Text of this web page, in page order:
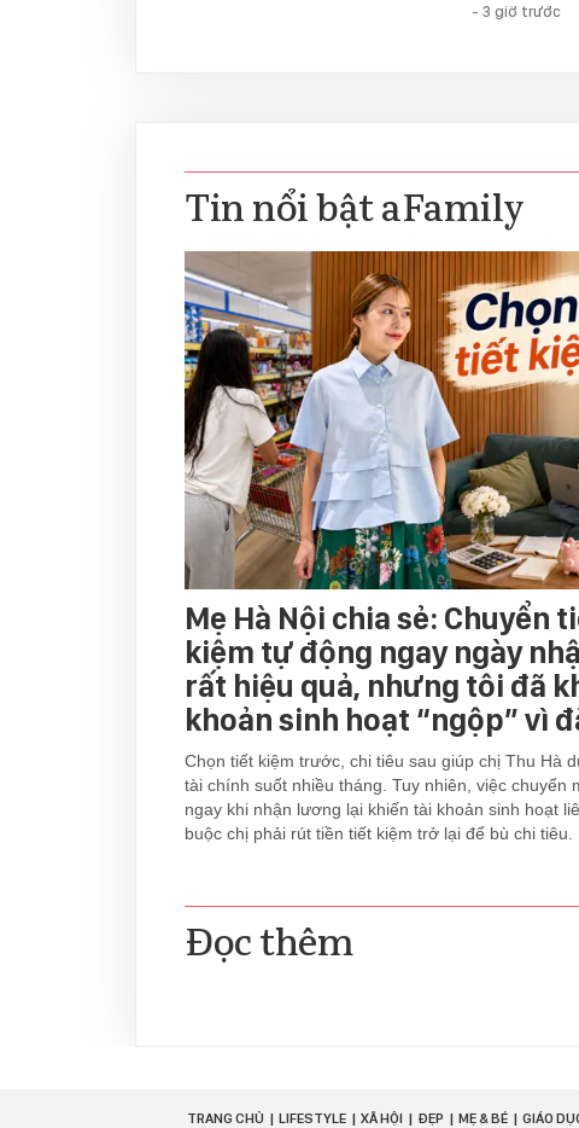
- 3 giờ trước
Tin nổi bật aFamily
Mẹ Hà Nội chia sẻ: Chuyển
kiệm tự động ngay ngày
rất hiệu quả, nhưng tôi đã
khoản sinh hoạt “ngộp” vì
Chọn tiết kiệm trước, chi tiêu sau giúp chị Thu Hà
tài chính suốt nhiều tháng. Tuy nhiên, việc chuyển
ngay khi nhận lương lại khiến tài khoản sinh hoạt
buộc chị phải rút tiền tiết kiệm trở lại để bù chi tiêu.
Đọc thêm
TRANG CHỦ LIFESTYLE XÃ HỘI ĐẸP MẸ & BÉ GIÁO